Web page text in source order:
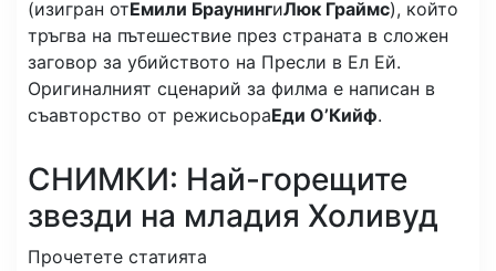
(изигран отЕмили БраунингиЛюк Граймс), който
тръгва на пътешествие през страната в сложен
заговор за убийството на Пресли в Ел Ей.
Оригиналният сценарий за филма е написан в
съавторство от режисьораЕди О’Кийф.
СНИМКИ: Най-горещите
звезди на младия Холивуд
Прочетете статията